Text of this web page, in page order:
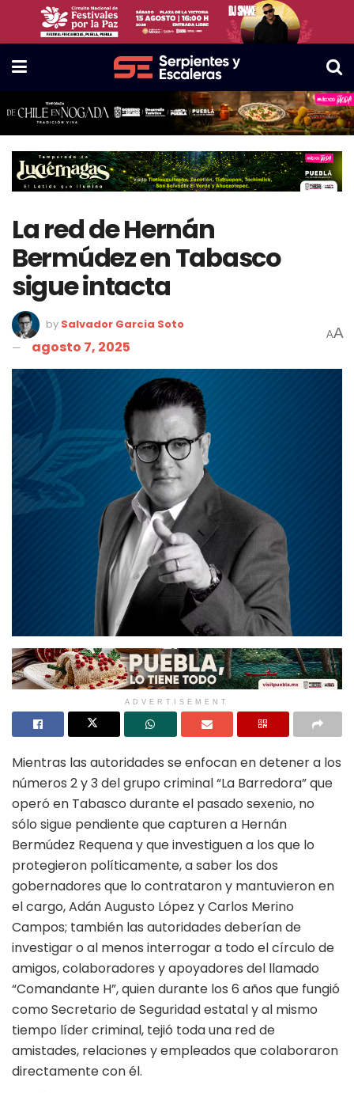
La red de Hernán
Bermúdez en Tabasco
sigue intacta
by Salvador Garcia Soto
agosto 7, 2025
AA
ADVERTISEMENT
Mientras las autoridades se enfocan en detener a los
números 2 y 3 del grupo criminal “La Barredora” que
operó en Tabasco durante el pasado sexenio, no
sólo sigue pendiente que capturen a Hernán
Bermúdez Requena y que investiguen a los que lo
protegieron políticamente, a saber los dos
gobernadores que lo contrataron y mantuvieron en
el cargo, Adán Augusto López y Carlos Merino
Campos; también las autoridades deberían de
investigar o al menos interrogar a todo el círculo de
amigos, colaboradores y apoyadores del llamado
“Comandante H”, quien durante los 6 años que fungió
como Secretario de Seguridad estatal y al mismo
tiempo líder criminal, tejió toda una red de
amistades, relaciones y empleados que colaboraron
directamente con él.